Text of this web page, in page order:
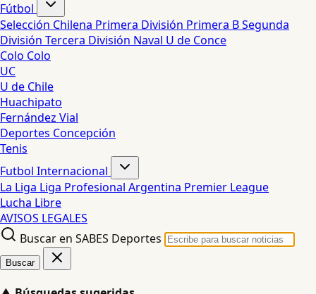
Fútbol
Selección Chilena Primera División Primera BSegunda
División Tercera División Naval U de Conce
Colo Colo
UC
U de Chile
Huachipato
Fernández Vial
Deportes Concepción
Tenis
Futbol Internacional
La Liga Liga Profesional Argentina Premier League
Lucha Libre
AVISOS LEGALES
Buscar en SABES Deportes
Buscar